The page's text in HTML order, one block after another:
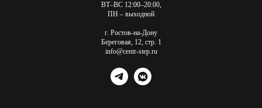
ВТ–ВС 12:00–20:00,
ПН – выходной
г. Ростов-на-Дону
Береговая, 12, стр. 1
info@centr-step.ru